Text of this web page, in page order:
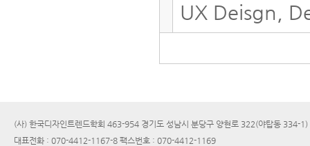
UX Deisgn,
(사) 한국디자인트렌드학회 463-954 경기도 성남시 분당구 양현로 322(야탑동 334-
대표전화 : 070-4412-1167-8 팩스번호 : 070-4412-1169